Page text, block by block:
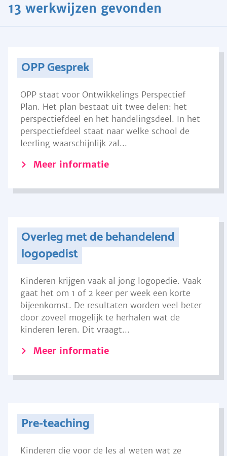
13 werkwijzen gevonden
OPP Gesprek
OPP staat voor Ontwikkelings Perspectief
Plan. Het plan bestaat uit twee delen: het
perspectiefdeel en het handelingsdeel. In het
perspectiefdeel staat naar welke school de
leerling waarschijnlijk zal...
Meer informatie
Overleg met de behandelend
logopedist
Kinderen krijgen vaak al jong logopedie. Vaak
gaat het om 1 of 2 keer per week een korte
bijeenkomst. De resultaten worden veel beter
door zoveel mogelijk te herhalen wat de
kinderen leren. Dit vraagt...
Meer informatie
Pre-teaching
Kinderen die voor de les al weten wat ze